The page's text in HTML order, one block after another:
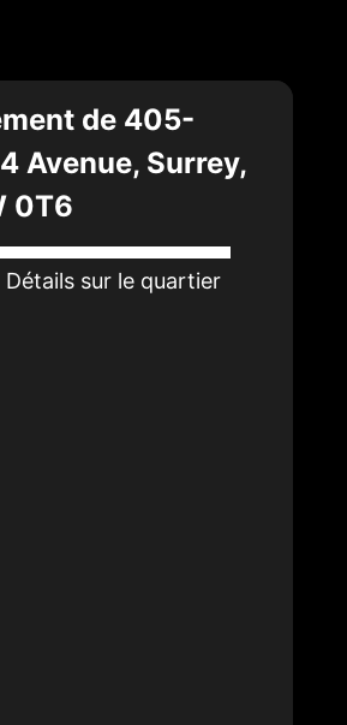
de 405-
Avenue, Surrey,
0T6
Détails sur le quartier